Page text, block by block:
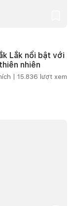
Lắk nổi bật với
nhiên
| 15.836 lượt xem